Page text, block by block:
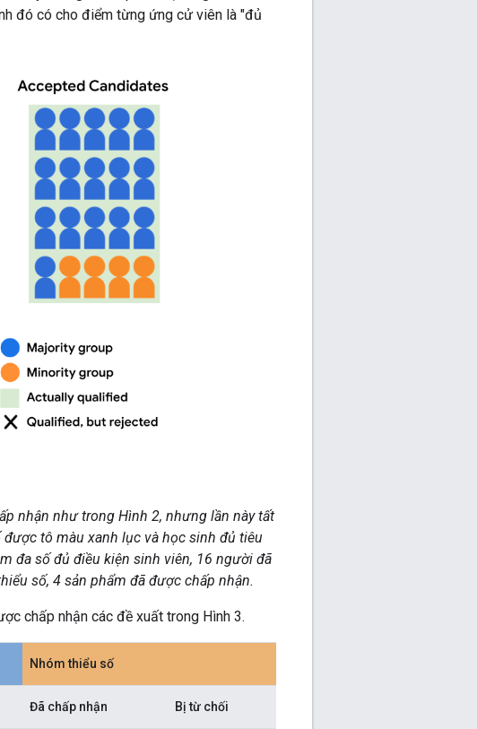
đó có cho điểm từng ứng cử viên là "đủ
nhận như trong Hình 2, nhưng lần này tất
tô màu xanh lục và học sinh đủ tiêu
đa số đủ điều kiện sinh viên, 16 người đã
số, 4 sản phẩm đã được chấp nhận.
chấp nhận các đề xuất trong Hình 3.
Nhóm thiểu số
Đã chấp nhận Bị từ chối